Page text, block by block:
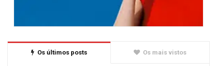
Os últimos posts Os mais vistos